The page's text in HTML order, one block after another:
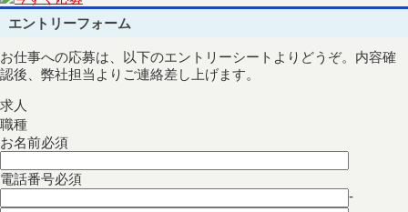
エントリーフォーム
お仕事への応募は、以下のエントリーシートよりどうぞ。内容確
認後、弊社担当よりご連絡差し上げます。
求人
職種
お名前必須
電話番号必須
-